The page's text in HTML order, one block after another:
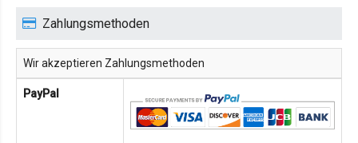
Zahlungsmethoden
Wir akzeptieren Zahlungsmethoden
PayPal